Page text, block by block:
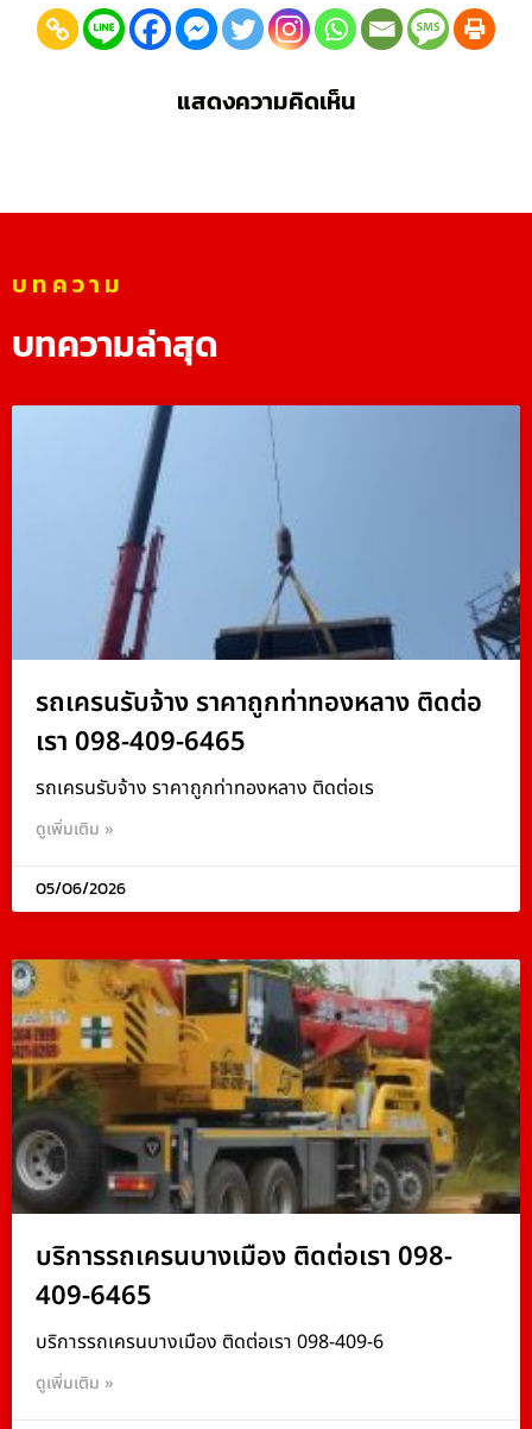
แสดงความคิดเห็น
บทความ
บทความล่าสุด
รถเครนรับจ้าง ราคาถูกท่าทองหลาง ติดต่อ
เรา 098-409-6465
รถเครนรับจ้าง ราคาถูกท่าทองหลาง ติดต่อเร
ดูเพิ่มเติม »
05/06/2026
บริการรถเครนบางเมือง ติดต่อเรา 098-
409-6465
บริการรถเครนบางเมือง ติดต่อเรา 098-409-6
ดูเพิ่มเติม »